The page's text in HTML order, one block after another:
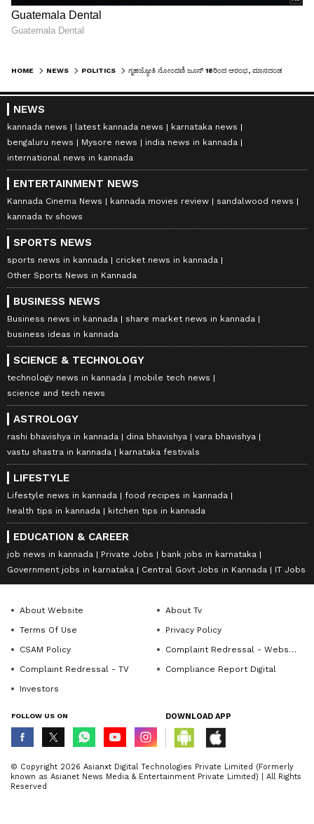
HOME NEWS POLITICS
NEWS
kannada news latest kannada news
karnataka news
bengaluru news
Mysore news
india news in kannada
international news in kannada
ENTERTAINMENT NEWS
Kannada Cinema News kannada movies review
sandalwood news
kannada tv shows
SPORTS NEWS
sports news in kannada
cricket news in kannada
Other Sports News in Kannada
BUSINESS NEWS
Business news in kannada
share market news in kannada
business ideas in kannada
SCIENCE & TECHNOLOGY
technology news in kannada
mobile tech news
science and tech news
ASTROLOGY
rashi bhavishya in kannada dina bhavishya
vara bhavishya
vastu shastra in kannada
karnataka festivals
LIFESTYLE
Lifestyle news in kannada
food recipes in kannada
health tips in kannada
kitchen tips in kannada
EDUCATION & CAREER
job news in kannada Private Jobs
bank jobs in karnataka
Government jobs in karnataka
Central Govt Jobs in Kannada IT Jobs
About Website
About Tv
Terms Of Use
Privacy Policy
CSAM Policy
Complaint Redressal - Website
Complaint Redressal - TV
Compliance Report Digital
Investors
FOLLOW US ON DOWNLOAD APP
© Copyright 2026 Asianxt Digital Technologies Private Limited (Formerly
known as Asianet News Media & Entertainment Private Limited) | All Rights
Reserved